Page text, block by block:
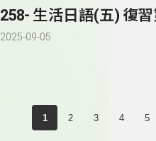
258- 生活日語(五) 復
2025-09-05
1 2 3 4 5